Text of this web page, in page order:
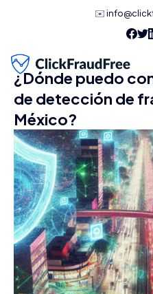
✉️
¿Dónde puedo
de detección de
México?